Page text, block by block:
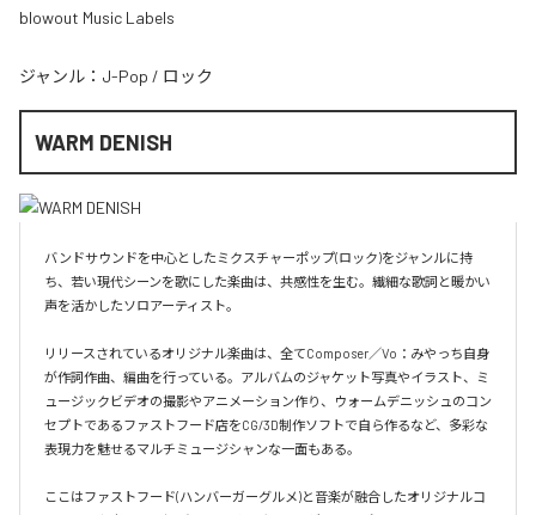
blowout Music Labels
ジャンル： J-Pop / ロック
WARM DENISH
バンドサウンドを中心としたミクスチャーポップ(ロック)をジャンルに持
ち、若い現代シーンを歌にした楽曲は、共感性を生む。繊細な歌詞と暖かい
声を活かしたソロアーティスト。
リリースされているオリジナル楽曲は、全てComposer／Vo：みやっち自身
が作詞作曲、編曲を行っている。アルバムのジャケット写真やイラスト、ミ
ュージックビデオの撮影やアニメーション作り、ウォームデニッシュのコン
セプトであるファストフード店をCG/3D制作ソフトで自ら作るなど、多彩な
表現力を魅せるマルチミュージシャンな一面もある。
ここはファストフード(ハンバーガーグルメ)と音楽が融合したオリジナルコ